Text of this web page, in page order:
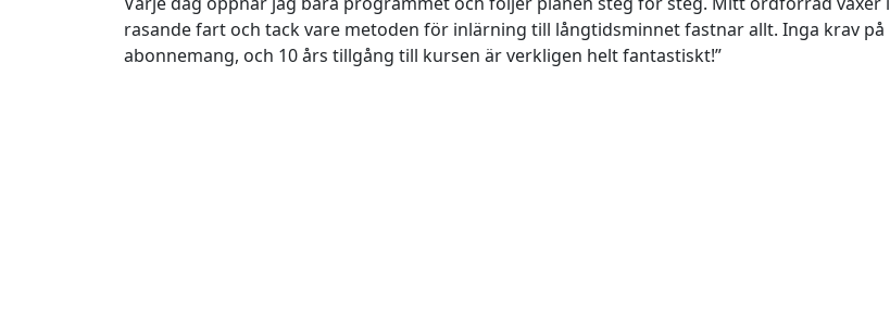
rasande fart och tack vare metoden för inlärning till långtidsminnet fastnar allt. Inga krav på
abonnemang, och 10 års tillgång till kursen är verkligen helt fantastiskt!”